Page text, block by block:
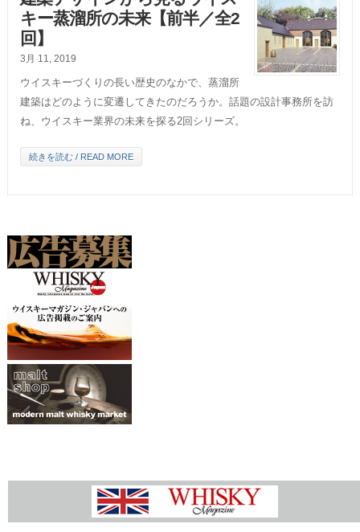
キー蒸溜所の未来【前半／全2
回】
3月 11, 2019
ウイスキーづくりの長い歴史のなかで、蒸溜所
建築はどのように変遷してきたのだろうか。話題の設計事務所を訪
ね、ウイスキー業界の未来を探る2回シリーズ。
続きを読む / READ MORE